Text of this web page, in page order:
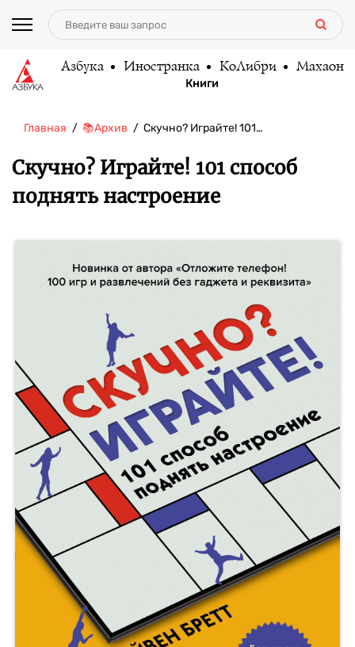
Азбука Иностранка КоЛибри Махаон
Книги
Главная 📚Архив Скучно? Играйте! 101…
Скучно? Играйте! 101 способ
поднять настроение